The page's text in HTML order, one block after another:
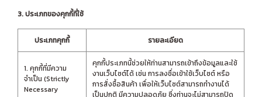
3. ประเภทของคุกกี้ที่ใช้
ประเภทคุกกี้ รายละเอียด
1. คุกกี้ที่มีความ
จำเป็น (Strictly
Necessary
คุกกี้ประเภทนี้ช่วยให้ท่านสามารถเข้าถึงข้อมูลและใช้
งานเว็บไซต์ได้ เช่น การลงชื่อเข้าใช้เว็บไซต์ หรือ
การสั่งซื้อสินค้า เพื่อให้เว็บไซต์สามารถทำงานได้
เป็นปกติ มีความปลอดภัย ซึ่งท่านจะไม่สามารถปิด